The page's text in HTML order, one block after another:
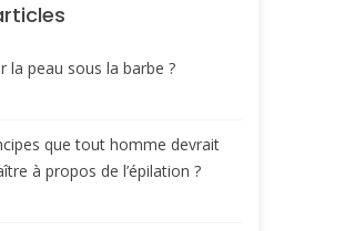
la peau sous la barbe ?
que tout homme devrait
à propos de l’épilation ?